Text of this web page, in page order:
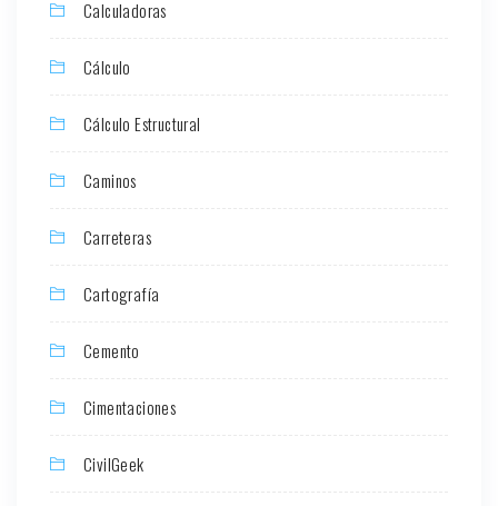
Calculadoras
Cálculo
Cálculo Estructural
Caminos
Carreteras
Cartografía
Cemento
Cimentaciones
CivilGeek